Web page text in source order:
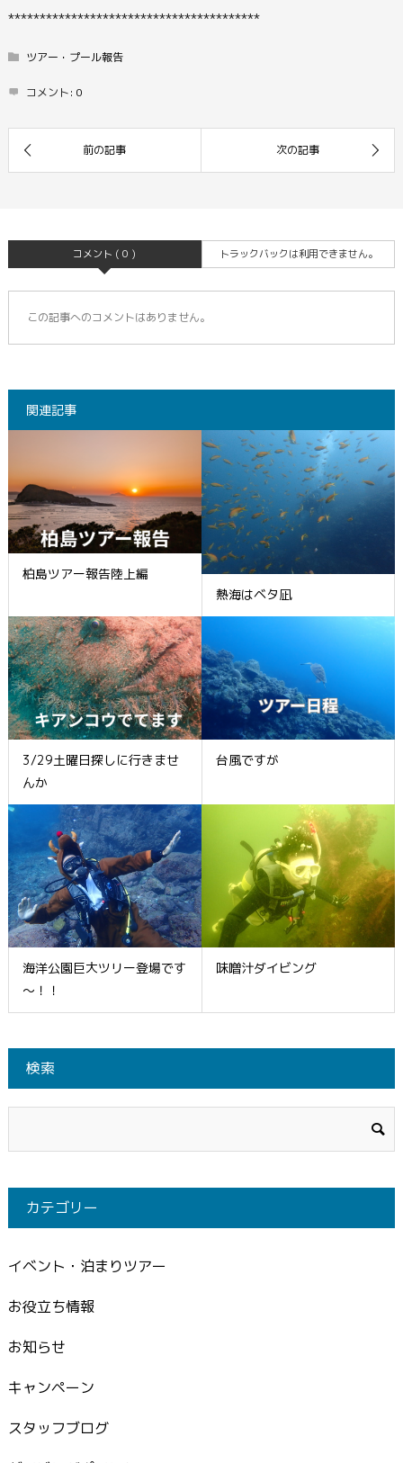
****************************************
ツアー・プール報告
コメント: 0
コメント ( 0 ) トラックバックは利用できません。
この記事へのコメントはありません。
関連記事
柏島ツアー報告陸上編
熱海はベタ凪
3/29土曜日探しに行きませ
んか
台風ですが
海洋公園巨大ツリー登場です
～！！
味噌汁ダイビング
検索
カテゴリー
イベント・泊まりツアー
お役立ち情報
お知らせ
キャンペーン
スタッフブログ